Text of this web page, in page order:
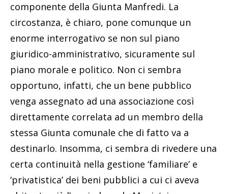
componente della Giunta Manfredi. La
circostanza, è chiaro, pone comunque un
enorme interrogativo se non sul piano
giuridico-amministrativo, sicuramente sul
piano morale e politico. Non ci sembra
opportuno, infatti, che un bene pubblico
venga assegnato ad una associazione così
direttamente correlata ad un membro della
stessa Giunta comunale che di fatto va a
destinarlo. Insomma, ci sembra di rivedere una
certa continuità nella gestione ‘familiare’ e
‘privatistica’ dei beni pubblici a cui ci aveva